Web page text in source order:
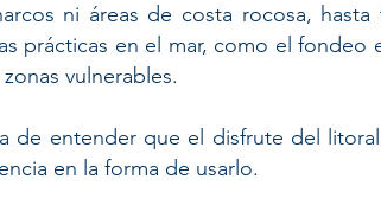
ni áreas de costa rocosa,
prácticas en el mar, como el fondeo
vulnerables.
de entender que el disfrute del
en la forma de usarlo.